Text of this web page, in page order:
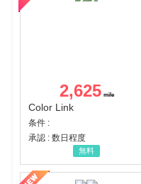
2,625
Color Link
条件 :
承認 : 数日程度
無料